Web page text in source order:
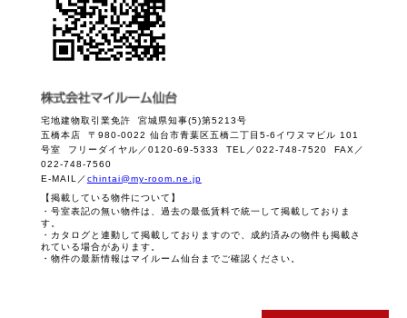
宅地建物取引業免許 宮城県知事(5)第5213号
五橋本店 〒980-0022 仙台市青葉区五橋二丁目5-6イワヌマビル 101
号室 フリーダイヤル／0120-69-5333 TEL／022-748-7520 FAX／
022-748-7560
E-MAIL／chintai@my-room.ne.jp
【掲載している物件について】
・号室表記の無い物件は、過去の最低賃料で統一して掲載しておりま
す。
・カタログと連動して掲載しておりますので、成約済みの物件も掲載さ
れている場合があります。
・物件の最新情報はマイルーム仙台までご確認ください。